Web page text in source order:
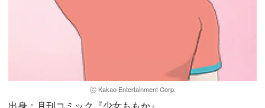
ⓒ Kakao Entertainment Corp.